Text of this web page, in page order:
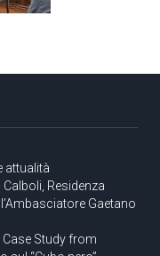
attualità
Residenza
Gaetano
Case Study from